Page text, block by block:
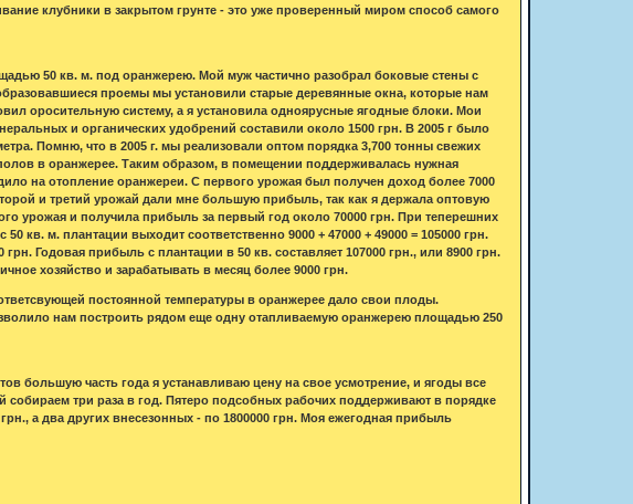
клубники в закрытом грунте - это уже проверенный миром способ самого
50 кв. м. под оранжерею. Мой муж частично разобрал боковые стены с
проемы мы установили старые деревянные окна, которые нам
оросительную систему, а я установила одноярусные ягодные блоки. Мои
и органических удобрений составили около 1500 грн. В 2005 г было
Помню, что в 2005 г. мы реализовали оптом порядка 3,700 тонны свежих
в оранжерее. Таким образом, в помещении поддерживалась нужная
на отопление оранжереи. С первого урожая был получен доход более 7000
и третий урожай дали мне большую прибыль, так как я держала оптовую
урожая и получила прибыль за первый год около 70000 грн. При теперешних
кв. м. плантации выходит соответственно 9000 + 47000 + 49000 = 105000 грн.
Годовая прибыль с плантации в 50 кв. составляет 107000 грн., или 8900 грн.
хозяйство и зарабатывать в месяц более 9000 грн.
постоянной температуры в оранжерее дало свои плоды.
нам построить рядом еще одну отапливаемую оранжерею площадью 250
большую часть года я устанавливаю цену на свое усмотрение, и ягоды все
три раза в год. Пятеро подсобных рабочих поддерживают в порядке
а два других внесезонных - по 1800000 грн. Моя ежегодная прибыль